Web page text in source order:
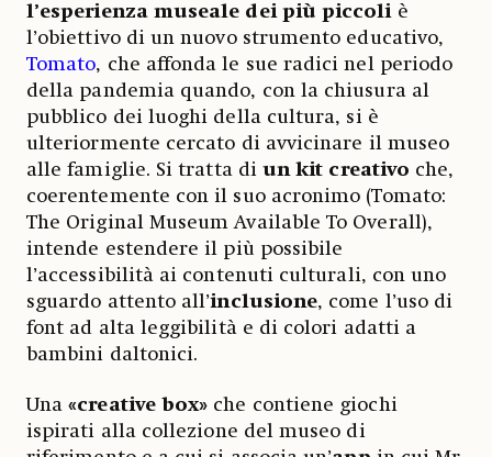
l’esperienza museale dei più piccoli è
l’obiettivo di un nuovo strumento educativo,
Tomato, che affonda le sue radici nel periodo
della pandemia quando, con la chiusura al
pubblico dei luoghi della cultura, si è
ulteriormente cercato di avvicinare il museo
alle famiglie. Si tratta di un kit creativo che,
coerentemente con il suo acronimo (Tomato:
The Original Museum Available To Overall),
intende estendere il più possibile
l’accessibilità ai contenuti culturali, con uno
sguardo attento all’inclusione, come l’uso di
font ad alta leggibilità e di colori adatti a
bambini daltonici.
Una«creative box» che contiene giochi
ispirati alla collezione del museo di